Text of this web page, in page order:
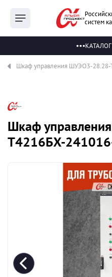
систем
Шкаф управления ШУЭО3-
Шкаф
Т4216БХ-